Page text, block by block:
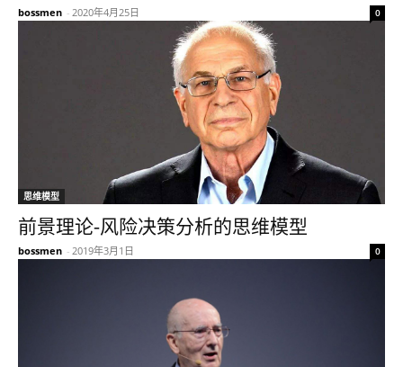
bossmen - 2020年4月25日 0
思维模型
前景理论-风险决策分析的思维模型
bossmen - 2019年3月1日 0